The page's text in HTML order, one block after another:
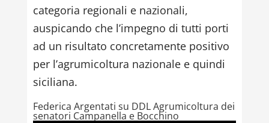
categoria regionali e nazionali,
auspicando che l’impegno di tutti porti
ad un risultato concretamente positivo
per l’agrumicoltura nazionale e quindi
siciliana.
Federica Argentati su DDL Agrumicoltura dei
senatori Campanella e Bocchino